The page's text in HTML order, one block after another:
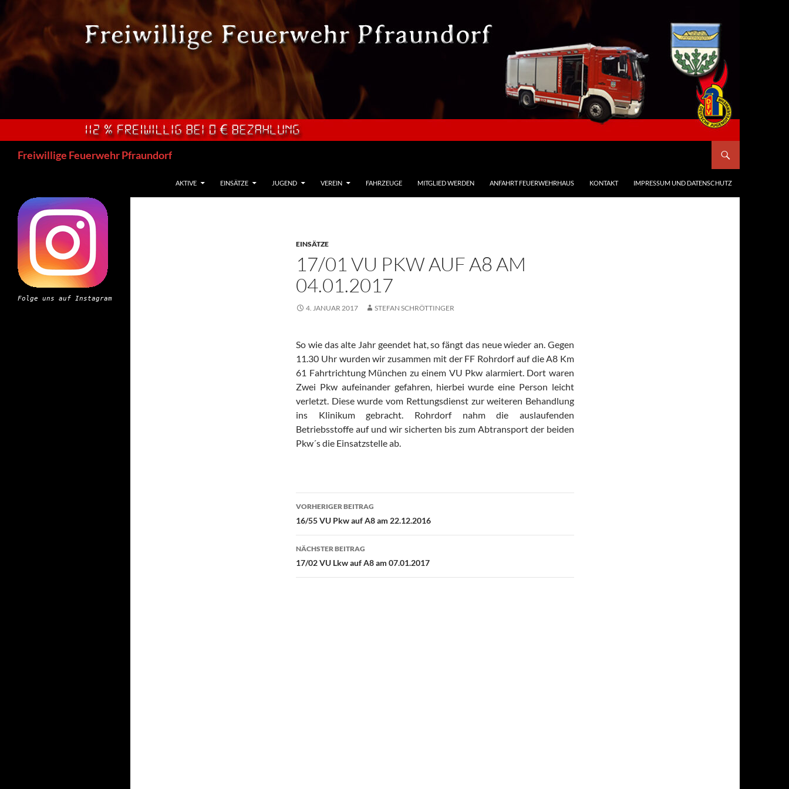
springen
Freiwillige Feuerwehr Pfraundorf
AKTIVE EINSÄTZE JUGEND VEREIN FAHRZEUGE MITGLIED WERDEN ANFAHRT FEUERWEHRHAUS KONTAKT IMPRESSUM UND DATENSCHUTZ
EINSÄTZE
17/01 VU PKW AUF A8 AM
04.01.2017
4. JANUAR 2017 STEFAN SCHRÖTTINGER
So wie das alte Jahr geendet hat, so fängt das neue wieder an. Gegen
11.30 Uhr wurden wir zusammen mit der FF Rohrdorf auf die A8 Km
61 Fahrtrichtung München zu einem VU Pkw alarmiert. Dort waren
Zwei Pkw aufeinander gefahren, hierbei wurde eine Person leicht
verletzt. Diese wurde vom Rettungsdienst zur weiteren Behandlung
ins Klinikum gebracht. Rohrdorf nahm die auslaufenden
Betriebsstoffe auf und wir sicherten bis zum Abtransport der beiden
Pkw´s die Einsatzstelle ab.
Beitragsnavigation
VORHERIGER BEITRAG
16/55 VU Pkw auf A8 am 22.12.2016
NÄCHSTER BEITRAG
17/02 VU Lkw auf A8 am 07.01.2017
Folge uns auf Instagram